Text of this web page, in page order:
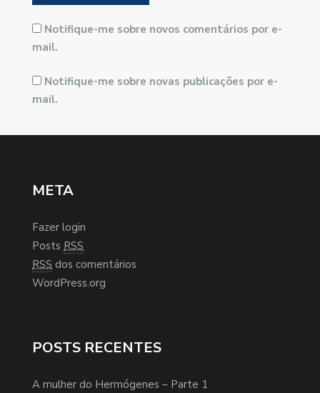
Notifique-me sobre novos comentários por e-
mail.
Notifique-me sobre novas publicações por e-
mail.
META
Fazer login
Posts RSS
RSS dos comentários
WordPress.org
POSTS RECENTES
A mulher do Hermógenes – Parte 1